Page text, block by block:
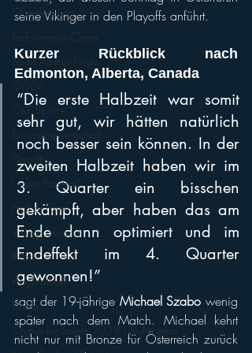
Cheerleading
Performance Cheer
Sport Austria Finals
ÖCCV
ORF Sport+
Europameisterschaft
Playoffs
Ladies Football
Hall of Fame
Vikings abroad
IFAF.tv
Flagfootball
Finale
Olypische Spiele 2028 Los Angeles
seine Vikinger in den Playoffs anführt.
Kurzer Rückblick nach
Edmonton, Alberta, Canada
“Die erste Halbzeit war somit
sehr gut, wir hätten natürlich
noch besser sein können. In der
zweiten Halbzeit haben wir im
3. Quarter ein bisschen
gekämpft, aber haben das am
Ende dann optimiert und im
Endeffekt im 4. Quarter
gewonnen!”
sagt der 19-jährige Michael Szabo wenig
später nach dem Match. Michael kehrt
nicht nur mit Bronze für Österreich zurück